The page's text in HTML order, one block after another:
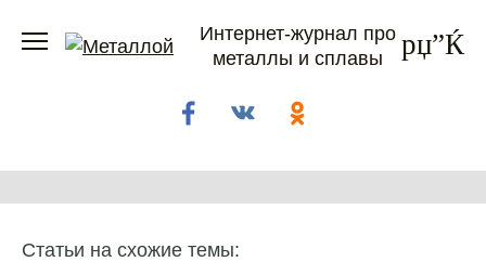
Интернет-журнал про
металлы и сплавы
Статьи на схожие темы: